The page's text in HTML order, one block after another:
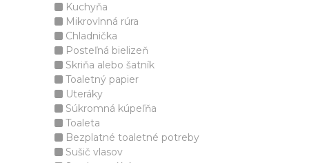
Kuchyňa
Mikrovlnná rúra
Chladnička
Posteľná bielizeň
Skriňa alebo šatník
Toaletný papier
Uteráky
Súkromná kúpeľňa
Toaleta
Bezplatné toaletné potreby
Sušič vlasov